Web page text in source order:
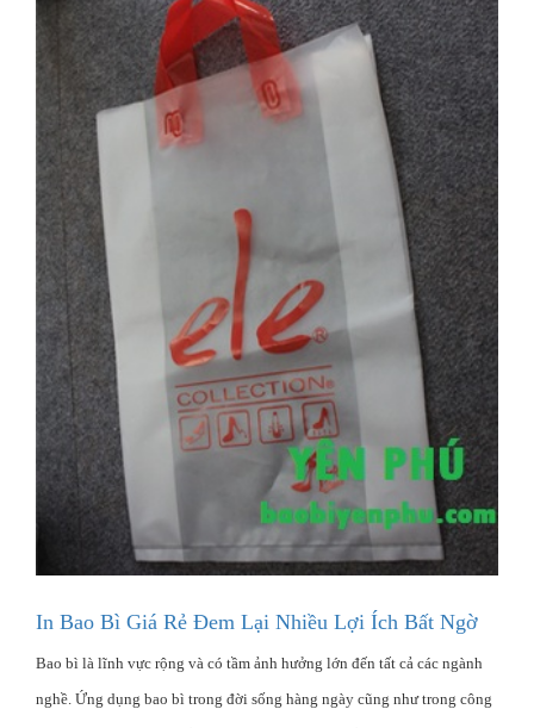
In Bao Bì Giá Rẻ Đem Lại Nhiều Lợi Ích Bất Ngờ
Bao bì là lĩnh vực rộng và có tầm ảnh hưởng lớn đến tất cả các ngành
nghề. Ứng dụng bao bì trong đời sống hàng ngày cũng như trong công